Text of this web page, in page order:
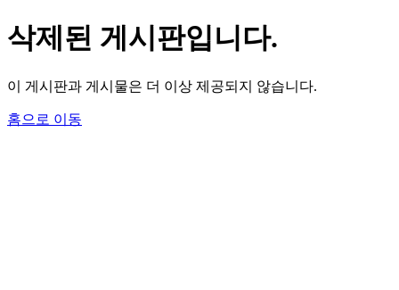
삭제된 게시판입니다.
이 게시판과 게시물은 더 이상 제공되지 않습니다.
홈으로 이동